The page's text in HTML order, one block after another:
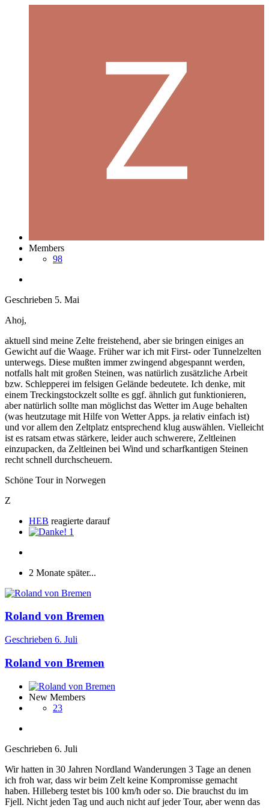
Members
98
Geschrieben 5. Mai
Ahoj,
aktuell sind meine Zelte freistehend, aber sie bringen einiges an
Gewicht auf die Waage. Früher war ich mit First- oder Tunnelzelten
unterwegs. Diese mußten immer zwingend abgespannt werden,
notfalls halt mit großen Steinen, was natürlich zusätzliche Arbeit
bzw. Schlepperei im felsigen Gelände bedeutete. Ich denke, mit
einem Treckingstockzelt sollte es ggf. ähnlich gut funktionieren,
aber natürlich sollte man möglichst das Wetter im Auge behalten
(was heutzutage mit Hilfe von Wetter Apps. ja relativ einfach ist)
und vor allem den Zeltplatz entsprechend klug auswählen. Vielleicht
ist es ratsam etwas stärkere, leider auch schwerere, Zeltleinen
einzupacken, da Zeltleinen bei Wind und scharfkantigen Steinen
recht schnell durchscheuern.
Schöne Tour in Norwegen
Z
HEB reagierte darauf
1
2 Monate später...
Roland von Bremen
Geschrieben 6. Juli
Roland von Bremen
New Members
23
Geschrieben 6. Juli
Wir hatten in 30 Jahren Nordland Wanderungen 3 Tage an denen
ich froh war, dass wir beim Zelt keine Kompromisse gemacht
haben. Hilleberg testet bis 100 km/h oder so. Die brauchst du im
Fjell. Nicht jeden Tag und auch nicht auf jeder Tour, aber wenn das